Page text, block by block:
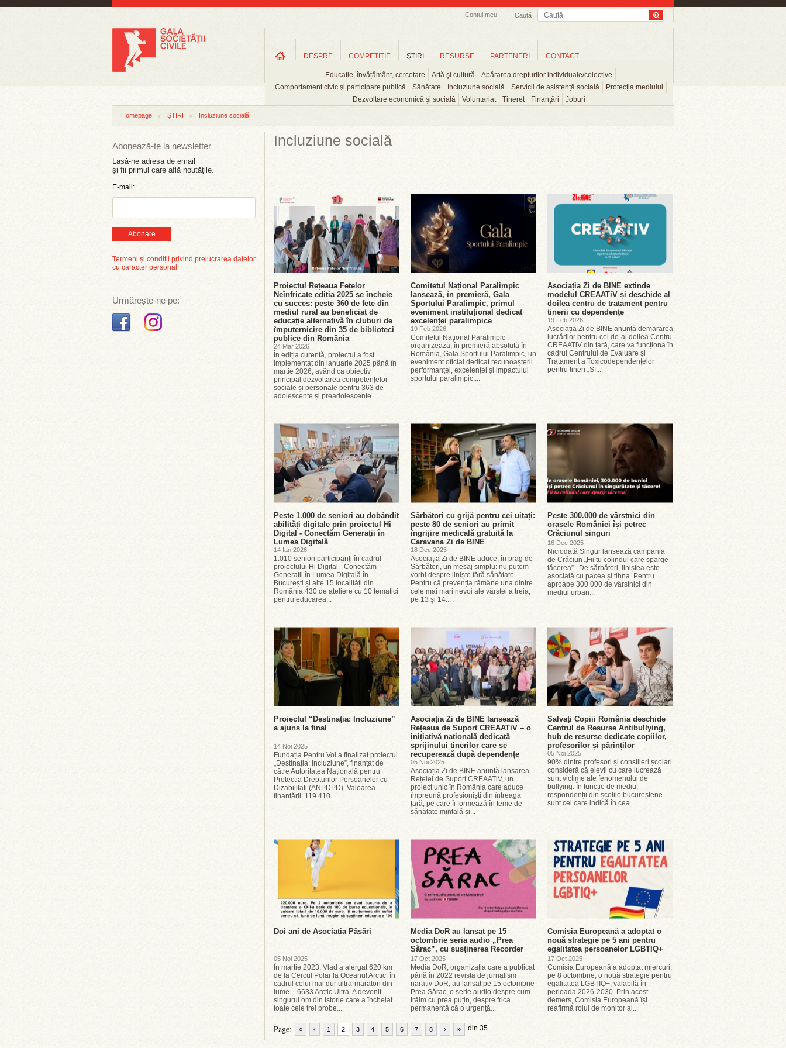
Caută
Contul meu
DESPRE COMPETIȚIE ŞTIRI
Educație, învățământ, cercetare Artă şi cultură
Apărarea drepturilor individuale/colective
Comportament civic şi participare publică
Sănătate Incluziune socială Servicii de asistență socială
Protecția mediului
Dezvoltare economică şi socială
Voluntariat Tineret Finanțări Joburi
RESURSE PARTENERI CONTACT
Homepage ȘTIRI Incluziune socială
Abonează-te la newsletter
Lasă-ne adresa de email
și fii primul care află noutățile.
E-mail:
Abonare
Termeni și condiții privind prelucrarea datelor
cu caracter personal
Urmărește-ne pe:
Incluziune socială
Proiectul Rețeaua Fetelor
Neînfricate ediția 2025 se încheie
cu succes: peste 360 de fete din
mediul rural au beneficiat de
educație alternativă în cluburi de
împuternicire din 35 de biblioteci
publice din România
24 Mar 2026
În ediția curentă, proiectul a fost
implementat din ianuarie 2025 până în
martie 2026, având ca obiectiv
principal dezvoltarea competențelor
sociale și personale pentru 363 de
adolescente și preadolescente...
Comitetul Național Paralimpic
lansează, în premieră, Gala
Sportului Paralimpic, primul
eveniment instituțional dedicat
excelenței paralimpice
19 Feb 2026
Comitetul Național Paralimpic
organizează, în premieră absolută în
România, Gala Sportului Paralimpic, un
eveniment oficial dedicat recunoașterii
performanței, excelenței și impactului
sportului paralimpic....
Asociația Zi de BINE extinde
modelul CREAATiV și deschide al
doilea centru de tratament pentru
tinerii cu dependențe
19 Feb 2026
Asociația Zi de BINE anunță demararea
lucrărilor pentru cel de-al doilea Centru
CREAATiV din țară, care va funcționa în
cadrul Centrului de Evaluare și
Tratament a Toxicodependențelor
pentru tineri „Sf....
Peste 1.000 de seniori au dobândit
abilități digitale prin proiectul Hi
Digital - Conectăm Generații în
Lumea Digitală
14 Ian 2026
1.010 seniori participanți în cadrul
proiectului Hi Digital - Conectăm
Generații în Lumea Digitală în
București și alte 15 localități din
România 430 de ateliere cu 10 tematici
pentru educarea...
Sărbători cu grijă pentru cei uitați:
peste 80 de seniori au primit
îngrijire medicală gratuită la
Caravana Zi de BINE
18 Dec 2025
Asociația Zi de BINE aduce, în prag de
Sărbători, un mesaj simplu: nu putem
vorbi despre liniște fără sănătate.
Pentru că prevenția rămâne una dintre
cele mai mari nevoi ale vârstei a treia,
pe 13 și 14...
Peste 300.000 de vârstnici din
orașele României își petrec
Crăciunul singuri
16 Dec 2025
Niciodată Singur lansează campania
de Crăciun „Fii tu colindul care sparge
tăcerea” De sărbători, liniștea este
asociată cu pacea și tihna. Pentru
aproape 300.000 de vârstnici din
mediul urban...
Proiectul “Destinația: Incluziune”
a ajuns la final
14 Noi 2025
Fundația Pentru Voi a finalizat proiectul
„Destinația: Incluziune”, finanțat de
către Autoritatea Națională pentru
Protectia Drepturilor Persoanelor cu
Dizabilitati (ANPDPD). Valoarea
finanțării: 119.410...
Asociația Zi de BINE lansează
Rețeaua de Suport CREAATiV – o
inițiativă națională dedicată
sprijinului tinerilor care se
recuperează după dependențe
05 Noi 2025
Asociația Zi de BINE anunță lansarea
Rețelei de Suport CREAATiV, un
proiect unic în România care aduce
împreună profesioniști din întreaga
țară, pe care îi formează în teme de
sănătate mintală și...
Salvați Copiii România deschide
Centrul de Resurse Antibullying,
hub de resurse dedicate copiilor,
profesorilor și părinților
05 Noi 2025
90% dintre profesori și consilieri școlari
consideră că elevii cu care lucrează
sunt victime ale fenomenului de
bullying. În funcție de mediu,
respondenții din școlile bucureștene
sunt cei care indică în cea...
Doi ani de Asociația Păsări
05 Noi 2025
În martie 2023, Vlad a alergat 620 km
de la Cercul Polar la Oceanul Arctic, în
cadrul celui mai dur ultra-maraton din
lume – 6633 Arctic Ultra. A devenit
singurul om din istorie care a încheiat
toate cele trei probe...
Media DoR au lansat pe 15
octombrie seria audio „Prea
Sărac”, cu susținerea Recorder
17 Oct 2025
Media DoR, organizația care a publicat
până în 2022 revista de jurnalism
narativ DoR, au lansat pe 15 octombrie
Prea Sărac, o serie audio despre cum
trăim cu prea puțin, despre frica
permanentă că o urgență...
Comisia Europeană a adoptat o
nouă strategie pe 5 ani pentru
egalitatea persoanelor LGBTIQ+
17 Oct 2025
Comisia Europeană a adoptat miercuri,
pe 8 octombrie, o nouă strategie pentru
egalitatea LGBTIQ+, valabilă în
perioada 2026-2030. Prin acest
demers, Comisia Europeană își
reafirmă rolul de monitor al...
Page: « ‹ 1 2 3 4 5 6 7 8 din 35
› »